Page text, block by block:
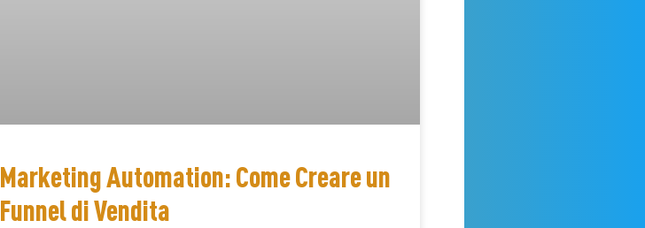
Marketing Automation: Come Creare un
Funnel di Vendita